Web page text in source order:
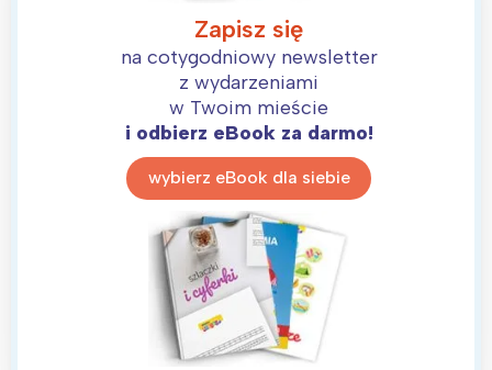
Zapisz się
na cotygodniowy newsletter
z wydarzeniami
w Twoim mieście
i odbierz eBook za darmo!
wybierz eBook dla siebie